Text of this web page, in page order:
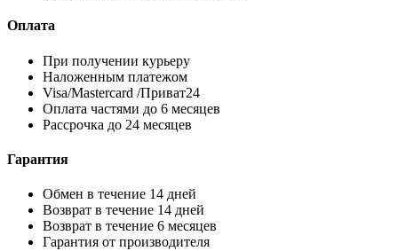
Оплата
При получении курьеру
Наложенным платежом
Visa/Mastercard /Приват24
Оплата частями до 6 месяцев
Рассрочка до 24 месяцев
Гарантия
Обмен в течение 14 дней
Возврат в течение 14 дней
Возврат в течение 6 месяцев
Гарантия от производителя